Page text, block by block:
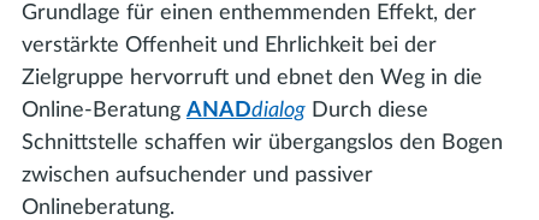
Grundlage für einen enthemmenden Effekt, der
verstärkte Offenheit und Ehrlichkeit bei der
Zielgruppe hervorruft und ebnet den Weg in die
Online-Beratung ANADdialog Durch diese
Schnittstelle schaffen wir übergangslos den Bogen
zwischen aufsuchender und passiver
Onlineberatung.